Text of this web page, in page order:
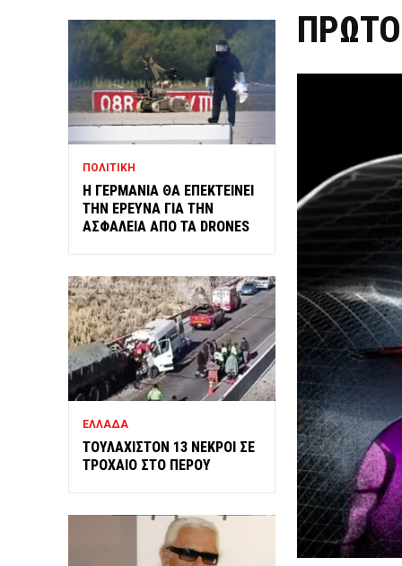
ΠΟΛΙΤΙΚΗ
Η ΓΕΡΜΑΝΙΑ ΘΑ ΕΠΕΚΤΕΙΝΕΙ
ΤΗΝ ΕΡΕΥΝΑ ΓΙΑ ΤΗΝ
ΑΣΦΑΛΕΙΑ ΑΠΟ ΤΑ DRONES
ΕΛΛΑΔΑ
ΤΟΥΛΑΧΙΣΤΟΝ 13 ΝΕΚΡΟΙ ΣΕ
ΤΡΟΧΑΙΟ ΣΤΟ ΠΕΡΟΥ